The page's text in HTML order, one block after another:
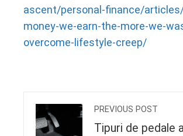
ascent/personal-finance/
money-we-earn-the-more-we-
overcome-lifestyle-creep/
PREVIOUS POST
Tipuri de pedale